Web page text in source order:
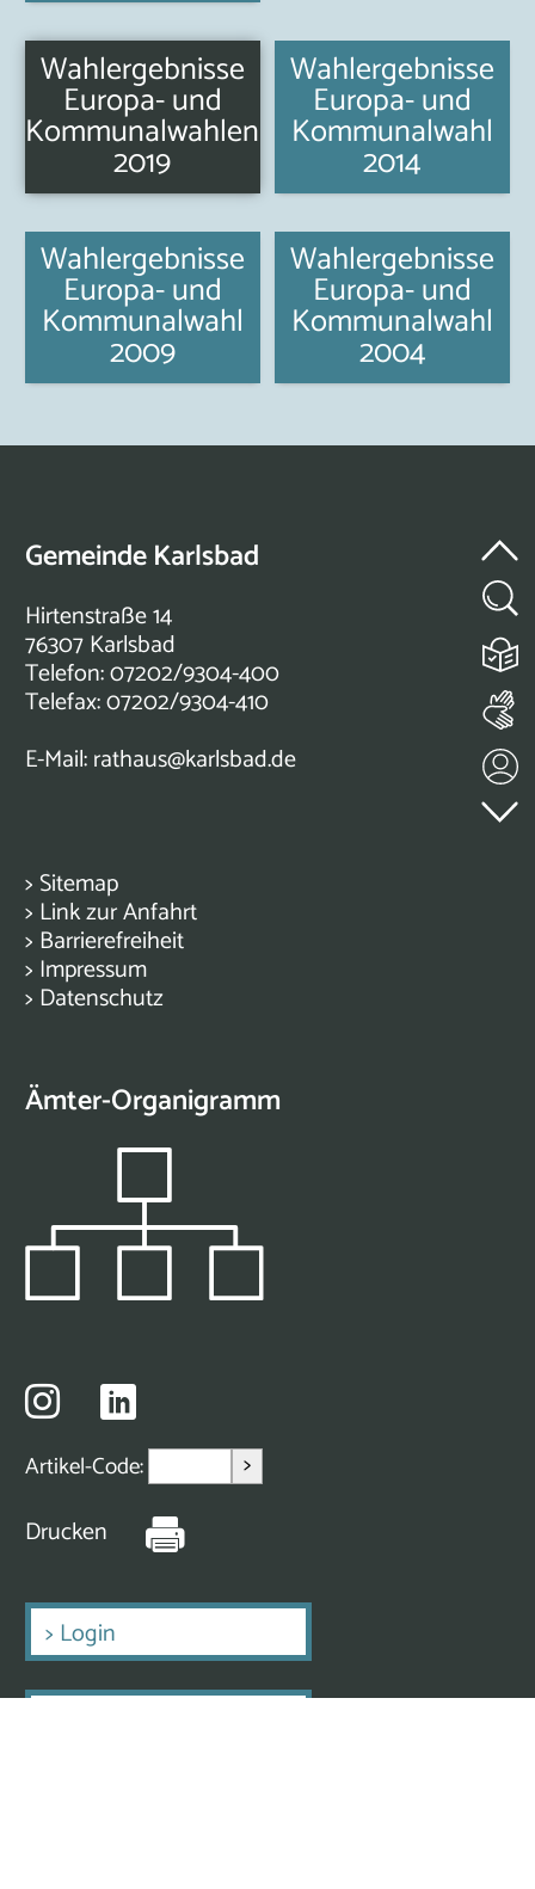
Wahlergebnisse
Europa- und
Kommunalwahlen
2019
Wahlergebnisse
Europa- und
Kommunalwahl
2014
Wahlergebnisse
Europa- und
Kommunalwahl
2009
Wahlergebnisse
Europa- und
Kommunalwahl
2004
Gemeinde Karlsbad
Hirtenstraße 14
76307 Karlsbad
Telefon: 07202/9304-400
Telefax: 07202/9304-410
E-Mail:rathaus@karlsbad.de
> Sitemap
> Link zur Anfahrt
> Barrierefreiheit
> Impressum
> Datenschutz
Ämter-Organigramm
Artikel-Code: >
Drucken
> Login